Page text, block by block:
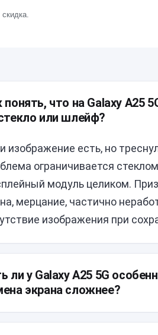
понять, что на Galaxy A25
или шлейф?
изображение есть, но
ограничивается
модуль целиком.
мерцание, частично
изображения при
ли у Galaxy A25 5G
экрана сложнее?
этой модели задняя крышка